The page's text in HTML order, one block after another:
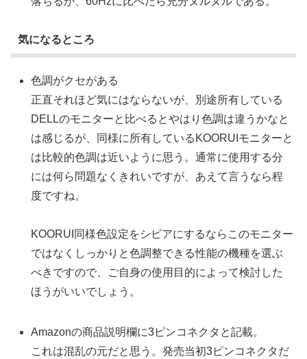
気になるところ
色調がクセがある
正直それほど気にはならないが、別途所有している
DELLのモニターと比べるとやはり色調は違うかなと
は感じるが、同様に所有しているKOORUIモニターと
は比較的色調は近いように思う。通常に使用する分
には何ら問題なくきれいですが、あえて言うなら程
度ですね。
KOORUI同様色設定をシビアにするならこのモニター
ではなくしっかりと色調整できる性能の機種を選ぶ
べきですので、ご自身の使用目的によって検討した
ほうがいいでしょう。
Amazonの商品説明欄に3ピンコネクタと記載。
これは混乱の元だと思う。発売当初3ピンコネクタだ